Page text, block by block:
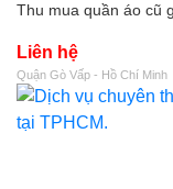
Thu mua quần áo cũ
Liên hệ
Quận Gò Vấp - Hồ Chí Minh